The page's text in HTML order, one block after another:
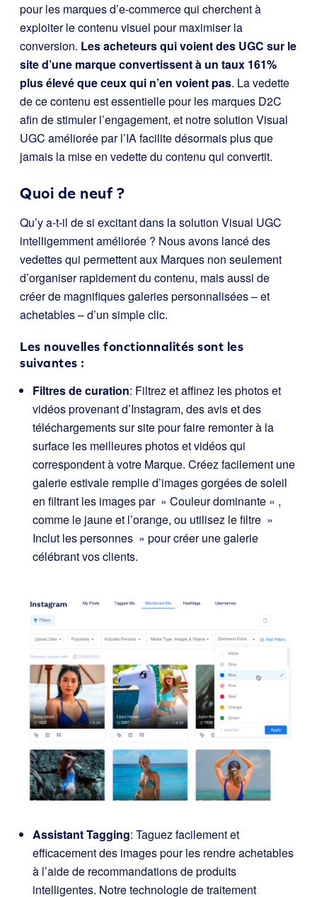
pour les marques d’e-commerce qui cherchent à
exploiter le contenu visuel pour maximiser la
conversion. Les acheteurs qui voient des UGC sur le
site d’une marque convertissent à un taux 161%
plus élevé que ceux qui n’en voient pas. La vedette
de ce contenu est essentielle pour les marques D2C
afin de stimuler l’engagement, et notre solution Visual
UGC améliorée par l’IA facilite désormais plus que
jamais la mise en vedette du contenu qui convertit.
Quoi de neuf ?
Qu’y a-t-il de si excitant dans la solution Visual UGC
intelligemment améliorée ? Nous avons lancé des
vedettes qui permettent aux Marques non seulement
d’organiser rapidement du contenu, mais aussi de
créer de magnifiques galeries personnalisées – et
achetables – d’un simple clic.
Les nouvelles fonctionnalités sont les
suivantes :
Filtres de curation: Filtrez et affinez les photos et
vidéos provenant d’Instagram, des avis et des
téléchargements sur site pour faire remonter à la
surface les meilleures photos et vidéos qui
correspondent à votre Marque. Créez facilement une
galerie estivale remplie d’images gorgées de soleil
en filtrant les images par » Couleur dominante « ,
comme le jaune et l’orange, ou utilisez le filtre »
Inclut les personnes » pour créer une galerie
célébrant vos clients.
Assistant Tagging: Taguez facilement et
efficacement des images pour les rendre achetables
à l’aide de recommandations de produits
intelligentes. Notre technologie de traitement